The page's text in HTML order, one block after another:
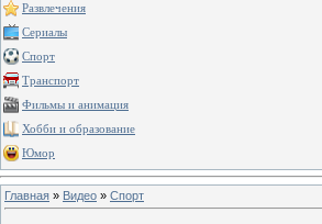
Развлечения
Сериалы
Спорт
Транспорт
Фильмы и анимация
Хобби и образование
Юмор
Главная » Видео » Спорт